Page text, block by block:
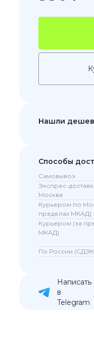
Нашли
Способы
Самовывоз
Экспрес-
Москве
Курьером по
пределах МКАД)
Курьером (за
МКАД)
По России
Написать
в
Telegram